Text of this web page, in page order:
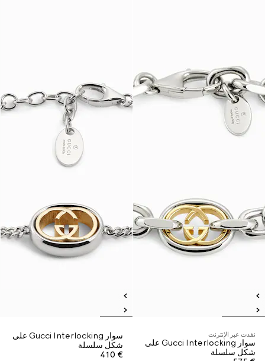
نفدت عبر الإنترنت
سوار Gucci Interlocking على
شكل سلسلة
سوار Gucci Interlocking على
شكل سلسلة
€ 410